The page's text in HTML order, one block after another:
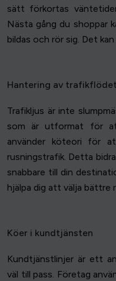
sätt förkortas
Nästa gång du shoppar
bildas och rör sig. Det
Hantering av trafikflödet
Trafikljus är inte
som är utformat för
använder köteori för
rusningstrafik. Detta
snabbare till din
hjälpa dig att välja bättre
Köer i kundtjänsten
Kundtjänstlinjer är ett
väl till pass. Företag